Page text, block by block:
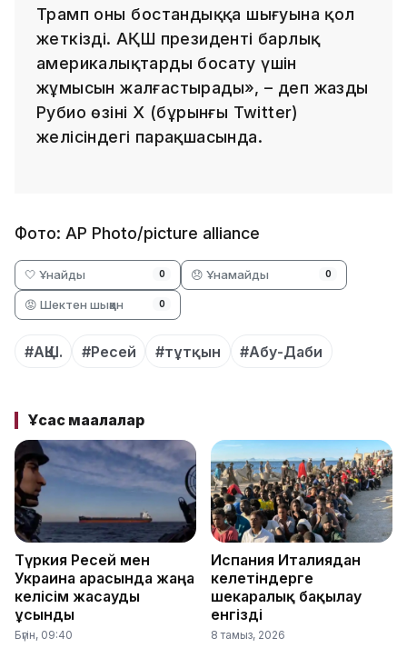
Трамп оның бостандыққа шығуына қол
жеткізді. АҚШ президенті барлық
америкалықтарды босату үшін
жұмысын жалғастырады», – деп жазды
Рубио өзінің X (бұрынғы Twitter)
желісіндегі парақшасында.
Фото: AP Photo/picture alliance
🤍 Ұнайды 0 😞 Ұнамайды 0
😡 Шектен шыққан 0
#АҚШ. #Ресей #тұтқын #Абу-Даби
Ұқсас мақалалар
Түркия Ресей мен
Украина арасында жаңа
келісім жасауды
ұсынды
Бүгін, 09:40
Испания Италиядан
келетіндерге
шекаралық бақылау
енгізді
8 тамыз, 2026